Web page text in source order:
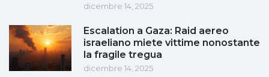
dicembre 14, 2025
Escalation a Gaza: Raid aereo
israeliano miete vittime nonostante
la fragile tregua
dicembre 14, 2025